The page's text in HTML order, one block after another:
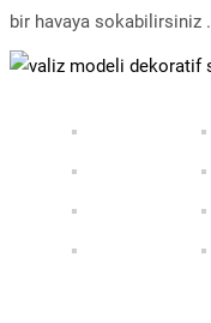
bir havaya sokabilirsiniz .